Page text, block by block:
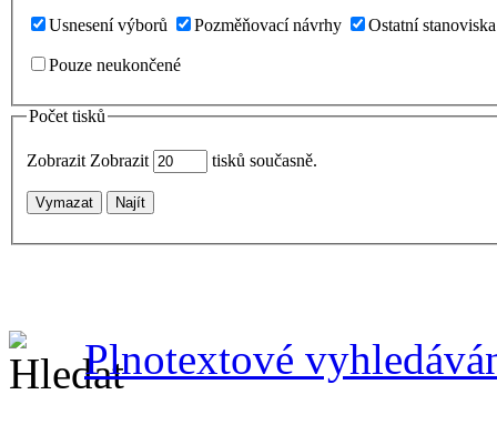
Usnesení výborů Pozměňovací návrhy Ostatní stanoviska
Pouze neukončené
Počet tisků
Zobrazit Zobrazit tisků současně.
Vymazat Najít
Plnotextové